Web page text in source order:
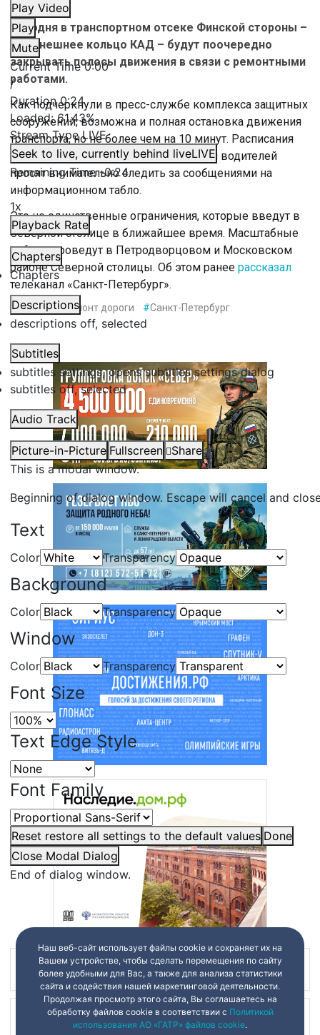
Play Video
Play
Mute
Current Time0:00
/
Duration0:24
Loaded:61.43%
Stream TypeLIVE
Seek to live, currently behind liveLIVE
Remaining Time-0:24
1x
Playback Rate
Chapters
Chapters
Descriptions
descriptions off, selected
Subtitles
subtitles settings, opens subtitles settings dialog
subtitles off, selected
Audio Track
Picture-in-Picture Fullscreen
Share
This is a modal window.
Beginning of dialog window. Escape will cancel and
Text
Color Transparency
Background
Color Transparency
Window
Color Transparency
Font Size
Text Edge Style
Font Family
Reset restore all settings to the default values Done
Close Modal Dialog
End of dialog window.
Сегодня в транспортном отсеке Финской стороны –
это внешнее кольцо КАД – будут поочередно
закрывать полосы движения в связи с ремонтными
работами.
Как подчеркнули в пресс-службе комплекса защитных
сооружений, возможна и полная остановка движения
транспорта, но не более чем на 10 минут. Расписания
закрытия движений нет, в связи с чем водителей
просят внимательно следить за сообщениями на
информационном табло.
Это не единственные ограничения, которые введут в
Северной столице в ближайшее время. Масштабные
работы проведут в Петродворцовом и Московском
районе Северной столицы. Об этом ранее рассказал
телеканал «Санкт-Петербург».
#дамба #ремонт дороги #Санкт-Петербург
Наш канал в
Наш канал в
Наш веб-сайт использует файлы cookie и сохраняет их на
Вашем устройстве, чтобы сделать перемещения по сайту
более удобными для Вас, а также для анализа статистики
сайта и содействия нашей маркетинговой деятельности.
Продолжая просмотр этого сайта, Вы соглашаетесь на
обработку файлов cookie в соответствии с Политикой
использования АО «ГАТР» файлов cookie.